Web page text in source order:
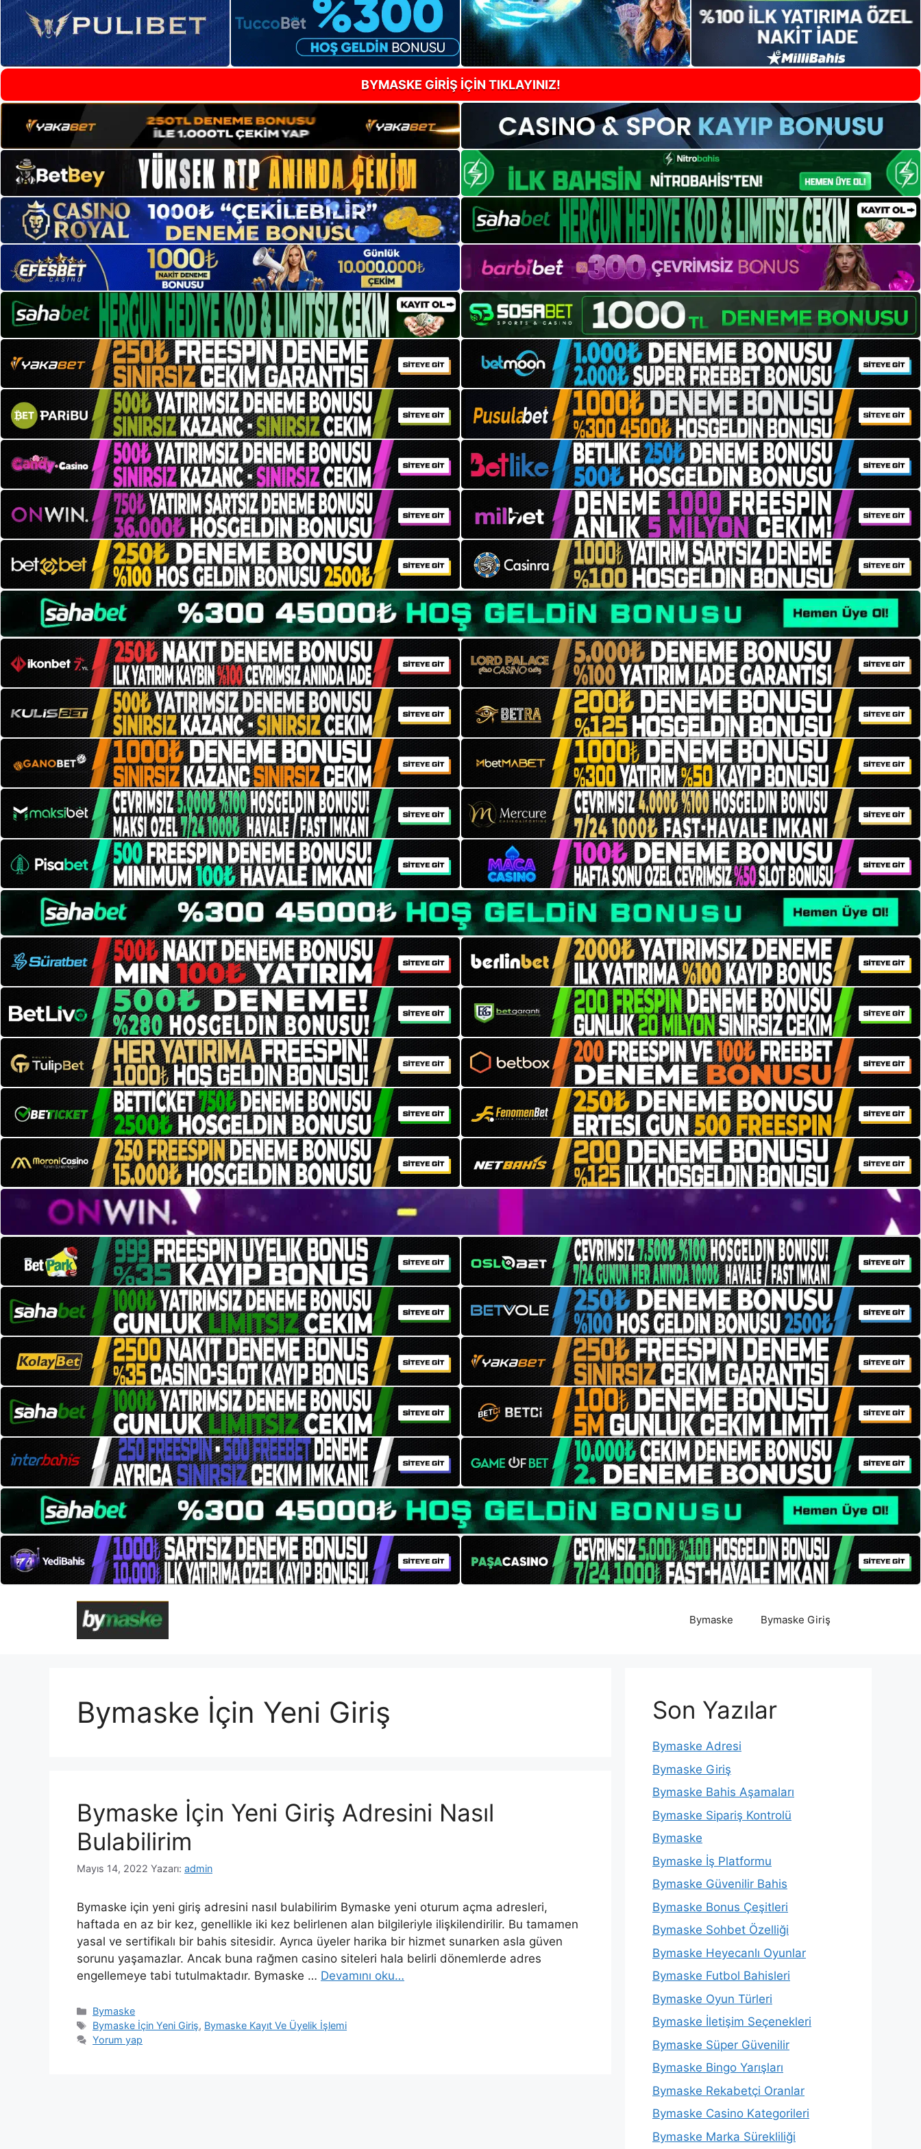
BYMASKE GİRİŞ İÇİN TIKLAYINIZ!
Bymaske Bymaske Giriş
Bymaske İçin Yeni Giriş
Bymaske İçin Yeni Giriş Adresini Nasıl
Bulabilirim
Mayıs 14, 2022 Yazarı: admin
Bymaske için yeni giriş adresini nasıl bulabilirim Bymaske yeni oturum açma adresleri,
haftada en az bir kez, genellikle iki kez belirlenen alan bilgileriyle ilişkilendirilir. Bu tamamen
yasal ve sertifikalı bir bahis sitesidir. Ayrıca üyeler harika bir hizmet sunarken asla güven
sorunu yaşamazlar. Ancak buna rağmen casino siteleri hala belirli dönemlerde adres
engellemeye tabi tutulmaktadır. Bymaske … Devamını oku…
Kategoriler
Bymaske
Etiketler
Bymaske İçin Yeni Giriş, Bymaske Kayıt Ve Üyelik İşlemi
Yorum yap
Son Yazılar
Bymaske Adresi
Bymaske Giriş
Bymaske Bahis Aşamaları
Bymaske Sipariş Kontrolü
Bymaske
Bymaske İş Platformu
Bymaske Güvenilir Bahis
Bymaske Bonus Çeşitleri
Bymaske Sohbet Özelliği
Bymaske Heyecanlı Oyunlar
Bymaske Futbol Bahisleri
Bymaske Oyun Türleri
Bymaske İletişim Seçenekleri
Bymaske Süper Güvenilir
Bymaske Bingo Yarışları
Bymaske Rekabetçi Oranlar
Bymaske Casino Kategorileri
Bymaske Marka Sürekliliği